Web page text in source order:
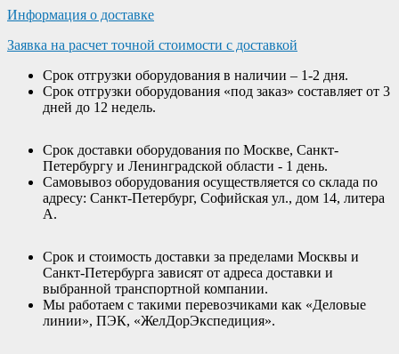
Информация о доставке
Заявка на расчет точной стоимости с доставкой
Срок отгрузки оборудования в наличии – 1-2 дня.
Срок отгрузки оборудования «под заказ» составляет от 3
дней до 12 недель.
Срок доставки оборудования по Москве, Санкт-
Петербургу и Ленинградской области - 1 день.
Самовывоз оборудования осуществляется со склада по
адресу: Санкт-Петербург, Софийская ул., дом 14, литера
А.
Срок и стоимость доставки за пределами Москвы и
Санкт-Петербурга зависят от адреса доставки и
выбранной транспортной компании.
Мы работаем с такими перевозчиками как «Деловые
линии», ПЭК, «ЖелДорЭкспедиция».